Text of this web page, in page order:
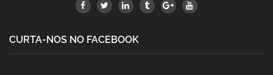
CURTA-NOS NO FACEBOOK